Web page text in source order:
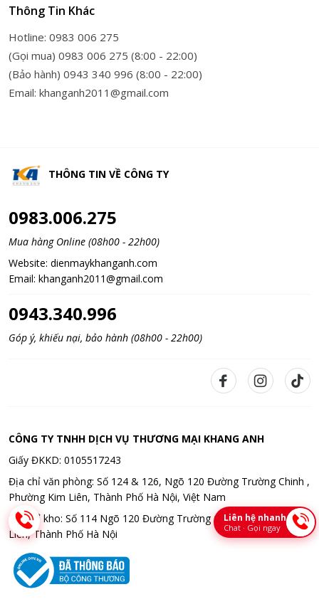
Thông Tin Khác
Hotline: 0983 006 275
(Gọi mua) 0983 006 275 (8:00 - 22:00)
(Bảo hành) 0943 340 996 (8:00 - 22:00)
Email: khanganh2011@gmail.com
THÔNG TIN VỀ CÔNG TY
0983.006.275
Mua hàng Online (08h00 - 22h00)
Website: dienmaykhanganh.com
Email: khanganh2011@gmail.com
0943.340.996
Góp ý, khiếu nại, bảo hành (08h00 - 22h00)
CÔNG TY TNHH DỊCH VỤ THƯƠNG MẠI KHANG ANH
Giấy ĐKKD: 0105517243
Địa chỉ văn phòng: Số 124 & 126, Ngõ 120 Đường Trường Chinh ,
Phường Kim Liên, Thành Phố Hà Nội, Việt Nam
Địa chỉ kho: Số 114 Ngõ 120 Đường Trường Chinh , Phường Kim
Liên, Thành Phố Hà Nội
Liên hệ nhanh
Chat · Gọi ngay